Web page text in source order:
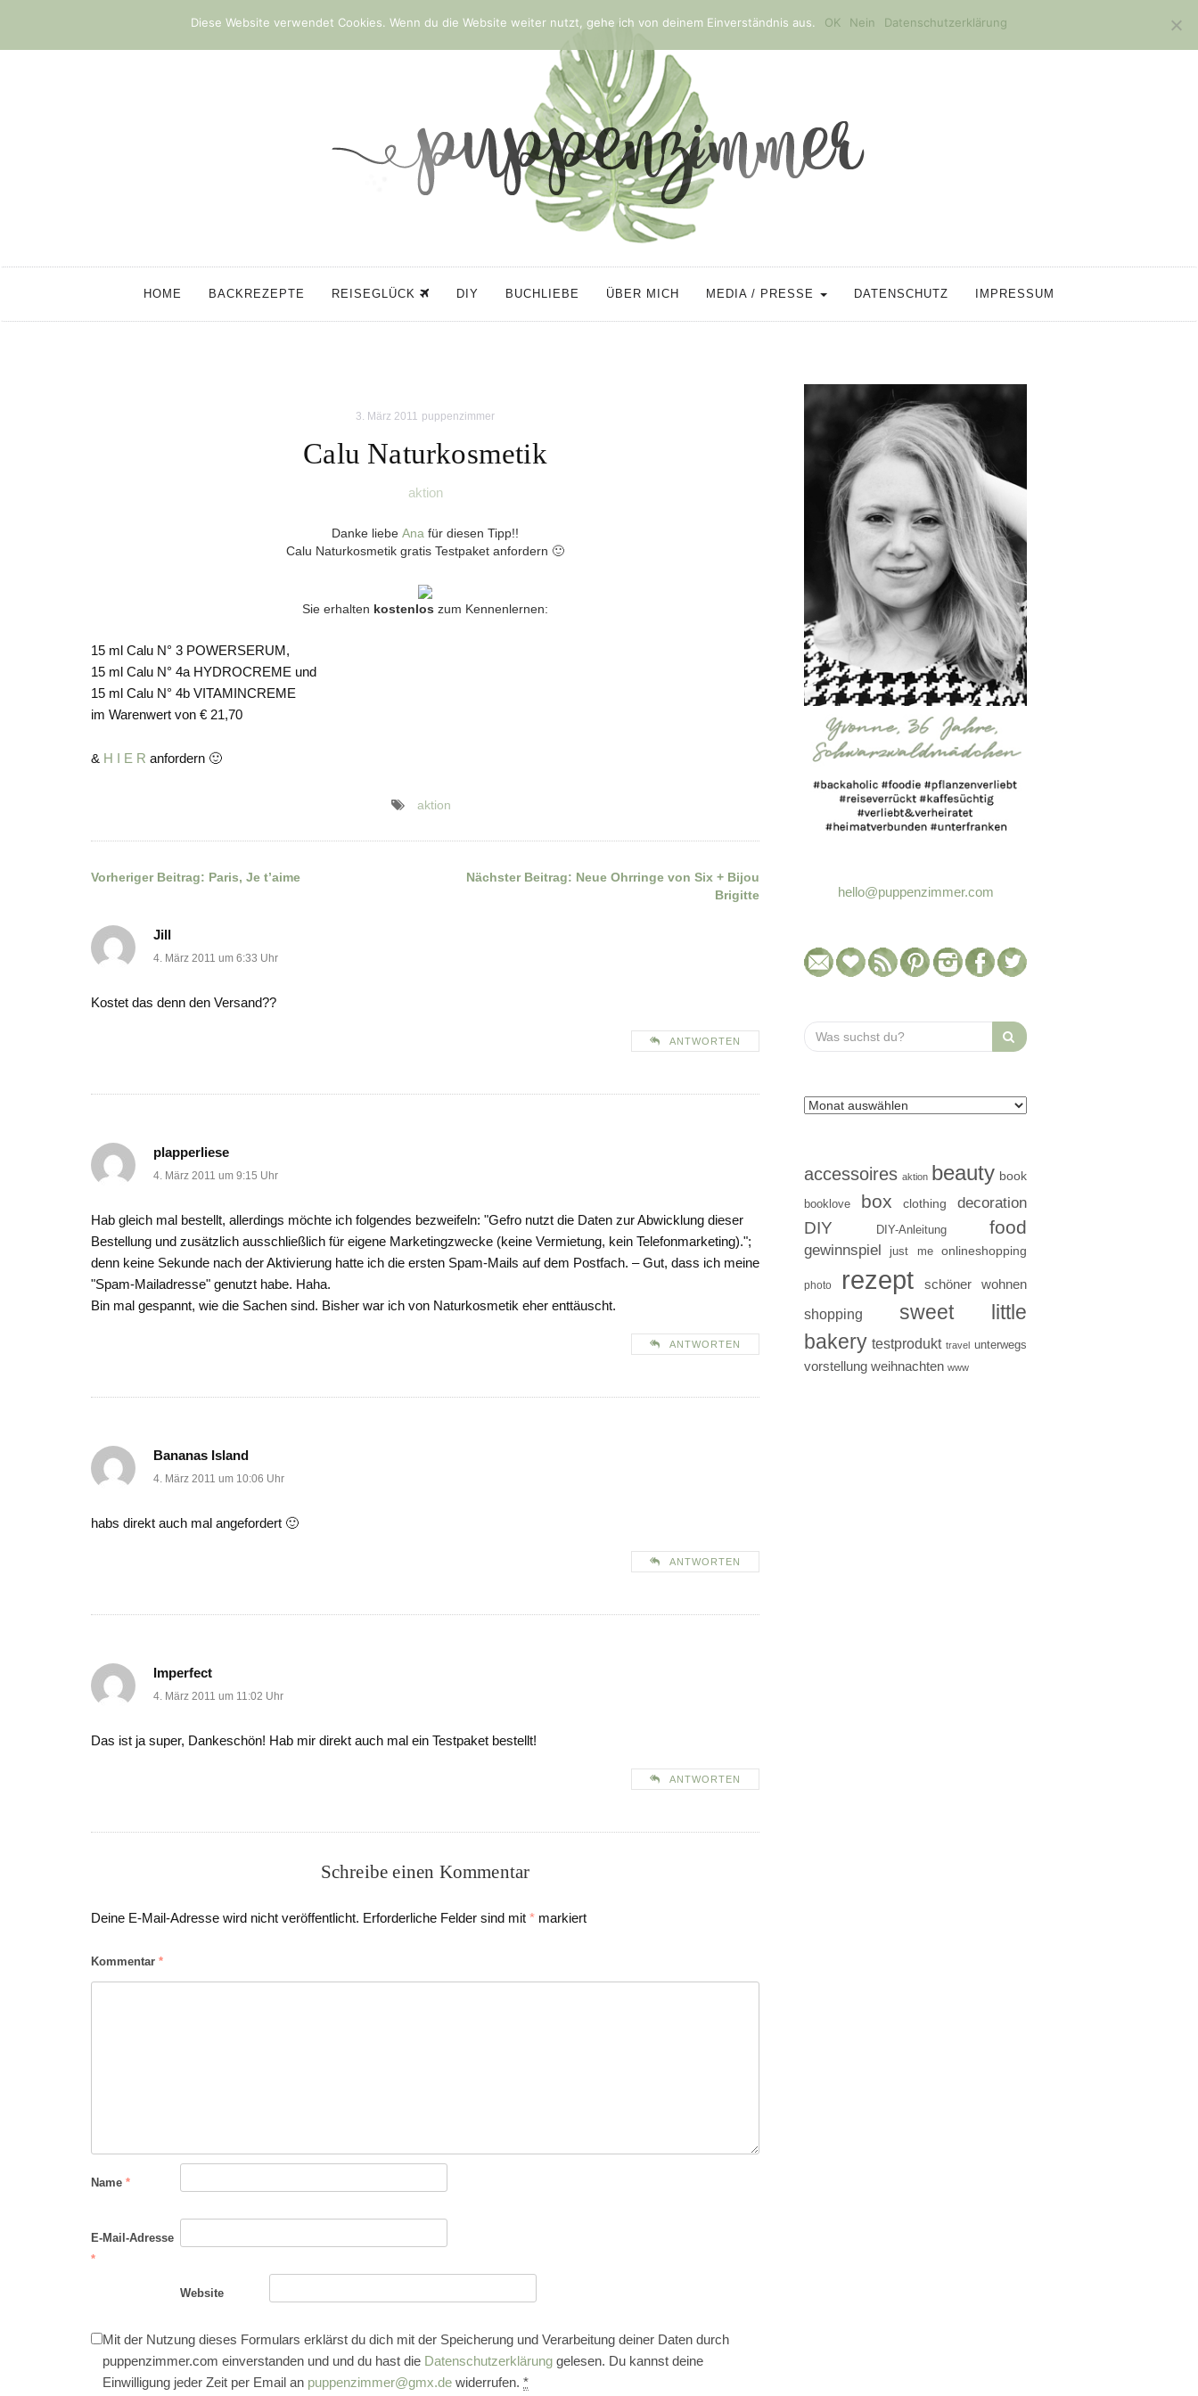
HOME BACKREZEPTE REISEGLÜCK DIY BUCHLIEBE ÜBER MICH MEDIA / PRESSE DATENSCHUTZ IMPRESSUM
3. März 2011 puppenzimmer
Calu Naturkosmetik
aktion
Danke liebe Ana für diesen Tipp!!
Calu Naturkosmetik gratis Testpaket anfordern 🙂
Sie erhalten kostenlos zum Kennenlernen:
15 ml Calu N° 3 POWERSERUM,
15 ml Calu N° 4a HYDROCREME und
15 ml Calu N° 4b VITAMINCREME
im Warenwert von € 21,70
& H I E R anfordern 🙂
aktion
Beitragsnavigation
Vorheriger Beitrag: Paris, Je t’aime Nächster Beitrag: Neue Ohrringe von Six + Bijou
Brigitte
Jill
4. März 2011 um 6:33 Uhr
Kostet das denn den Versand??
ANTWORTEN
plapperliese
4. März 2011 um 9:15 Uhr
Hab gleich mal bestellt, allerdings möchte ich folgendes bezweifeln: "Gefro nutzt die Daten zur Abwicklung dieser
Bestellung und zusätzlich ausschließlich für eigene Marketingzwecke (keine Vermietung, kein Telefonmarketing).";
denn keine Sekunde nach der Aktivierung hatte ich die ersten Spam-Mails auf dem Postfach. – Gut, dass ich meine
"Spam-Mailadresse" genutzt habe. Haha.
Bin mal gespannt, wie die Sachen sind. Bisher war ich von Naturkosmetik eher enttäuscht.
ANTWORTEN
Bananas Island
4. März 2011 um 10:06 Uhr
habs direkt auch mal angefordert 🙂
ANTWORTEN
Imperfect
4. März 2011 um 11:02 Uhr
Das ist ja super, Dankeschön! Hab mir direkt auch mal ein Testpaket bestellt!
ANTWORTEN
Schreibe einen Kommentar
Deine E-Mail-Adresse wird nicht veröffentlicht. Erforderliche Felder sind mit * markiert
Kommentar *
Name *
E-Mail-Adresse
*
Website
Mit der Nutzung dieses Formulars erklärst du dich mit der Speicherung und Verarbeitung deiner Daten durch
puppenzimmer.com einverstanden und und du hast die Datenschutzerklärung gelesen. Du kannst deine
Einwilligung jeder Zeit per Email an puppenzimmer@gmx.de widerrufen. *
hello@puppenzimmer.com
Search
for:
accessoires aktion beauty book
booklove box clothing decoration
DIY DIY-Anleitung food
gewinnspiel just me onlineshopping
photo rezept schöner wohnen
shopping
sweet little
bakery testprodukt travel unterwegs
vorstellung weihnachten www
Diese Website verwendet Cookies. Wenn du die Website weiter nutzt, gehe ich von deinem Einverständnis aus. OK Nein Datenschutzerklärung